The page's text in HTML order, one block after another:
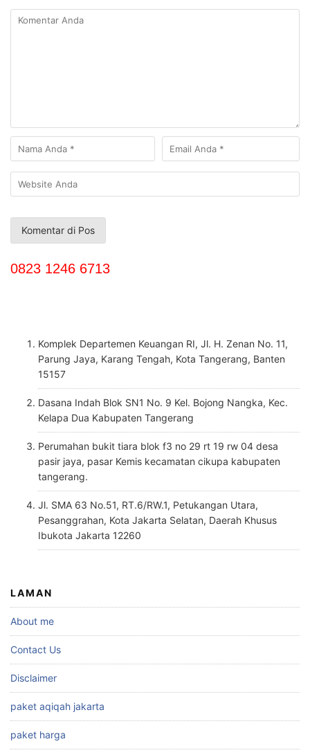
0823 1246 6713
Komplek Departemen Keuangan RI, Jl. H. Zenan No. 11,
Parung Jaya, Karang Tengah, Kota Tangerang, Banten
15157
Dasana Indah Blok SN1 No. 9 Kel. Bojong Nangka, Kec.
Kelapa Dua Kabupaten Tangerang
Perumahan bukit tiara blok f3 no 29 rt 19 rw 04 desa
pasir jaya, pasar Kemis kecamatan cikupa kabupaten
tangerang.
Jl. SMA 63 No.51, RT.6/RW.1, Petukangan Utara,
Pesanggrahan, Kota Jakarta Selatan, Daerah Khusus
Ibukota Jakarta 12260
LAMAN
About me
Contact Us
Disclaimer
paket aqiqah jakarta
paket harga